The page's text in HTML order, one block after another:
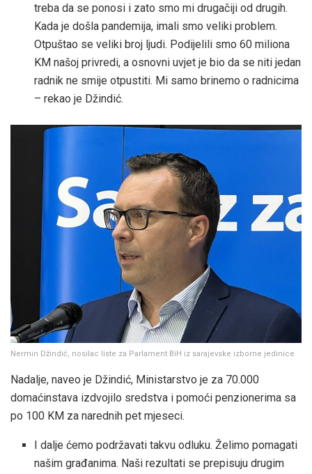
treba da se ponosi i zato smo mi drugačiji od drugih.
Kada je došla pandemija, imali smo veliki problem.
Otpuštao se veliki broj ljudi. Podijelili smo 60 miliona
KM našoj privredi, a osnovni uvjet je bio da se niti jedan
radnik ne smije otpustiti. Mi samo brinemo o radnicima
– rekao je Džindić.
Nermin Džindić, nosilac liste za Parlament BiH iz sarajevske izborne jedinice
Nadalje, naveo je Džindić, Ministarstvo je za 70.000
domaćinstava izdvojilo sredstva i pomoći penzionerima sa
po 100 KM za narednih pet mjeseci.
I dalje ćemo podržavati takvu odluku. Želimo pomagati
našim građanima. Naši rezultati se prepisuju drugim